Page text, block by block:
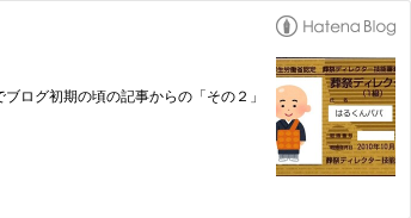
ログ初期の頃の記事からの「その２」